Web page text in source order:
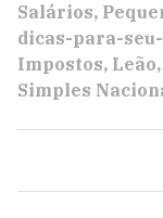
Salários
dicas-para-
Impostos Leão
Simples